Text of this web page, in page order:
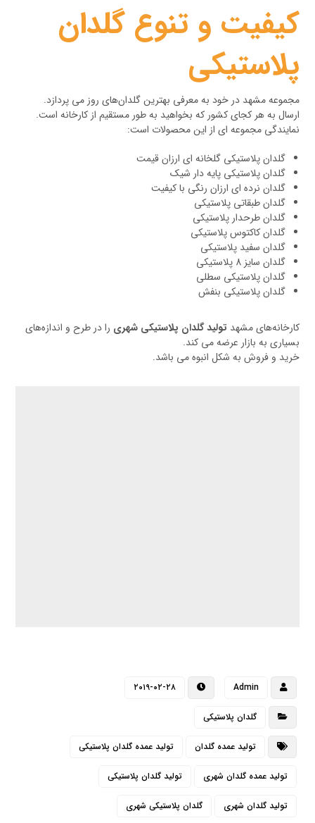
کیفیت و تنوع گلدان
پلاستیکی
مجموعه مشهد در خود به معرفی بهترین گلدان‌های روز می پردازد.
ارسال به هر کجای کشور که بخواهید به طور مستقیم از کارخانه است.
نمایندگی مجموعه ای از این محصولات است:
گلدان پلاستیکی گلخانه ای ارزان قیمت
گلدان پلاستیکی پایه دار شیک
گلدان نرده ای ارزان رنگی با کیفیت
گلدان طبقاتی پلاستیکی
گلدان طرحدار پلاستیکی
گلدان کاکتوس پلاستیکی
گلدان سفید پلاستیکی
گلدان سایز 8 پلاستیکی
گلدان پلاستیکی سطلی
گلدان پلاستیکی بنفش
کارخانه‌های مشهد تولید گلدان پلاستیکی شهری را در طرح و اندازه‌های
بسیاری به بازار عرضه می کند.
خرید و فروش به شکل انبوه می باشد.
Admin ۲۰۱۹-۰۲-۲۸
گلدان پلاستیکی
تولید عمده گلدان تولید عمده گلدان پلاستیکی
تولید عمده گلدان شهری تولید گلدان پلاستیکی
تولید گلدان شهری گلدان پلاستیکی شهری